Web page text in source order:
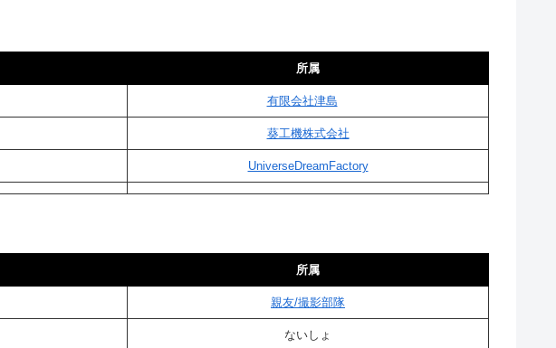
所属
有限会社津島
葵工機株式会社
UniverseDreamFactory
所属
親友/撮影部隊
ないしょ